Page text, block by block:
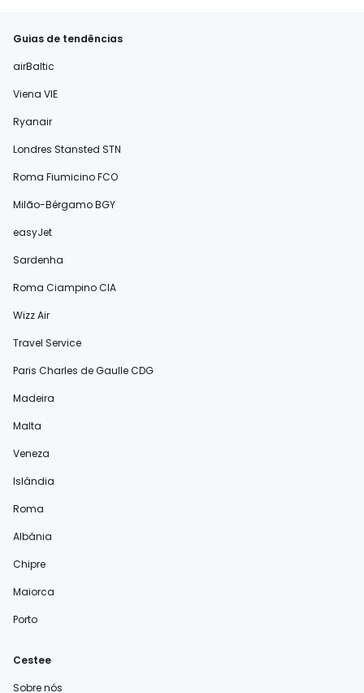
Guias de tendências
airBaltic
Viena VIE
Ryanair
Londres Stansted STN
Roma Fiumicino FCO
Milão-Bérgamo BGY
easyJet
Sardenha
Roma Ciampino CIA
Wizz Air
Travel Service
Paris Charles de Gaulle CDG
Madeira
Malta
Veneza
Islândia
Roma
Albânia
Chipre
Maiorca
Porto
Cestee
Sobre nós